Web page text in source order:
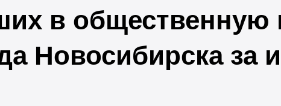
в
Новосибирска за